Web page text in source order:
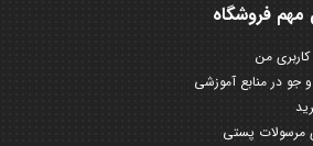
فروشگاه
من
در منابع آموزشی
مرسولات پستی